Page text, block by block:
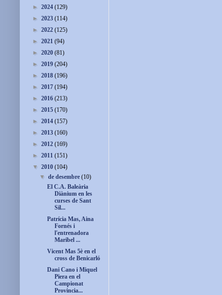
► 2024 (129)
► 2023 (114)
► 2022 (125)
► 2021 (94)
► 2020 (81)
► 2019 (204)
► 2018 (196)
► 2017 (194)
► 2016 (213)
► 2015 (170)
► 2014 (157)
► 2013 (160)
► 2012 (169)
► 2011 (151)
▼ 2010 (104)
▼de desembre(10)
El C.A. Baleària
Diànium en les
curses de Sant
Sil...
Patrícia Mas, Aina
Fornés i
l'entrenadora
Maribel ...
Vicent Mas 5è en el
cross de Benicarló
Dani Cano i Miquel
Piera en el
Campionat
Provincia...